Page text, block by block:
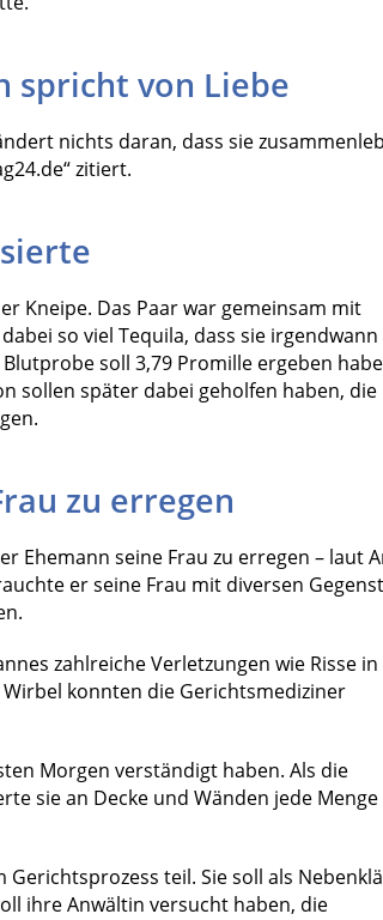
spricht von Liebe
nichts daran, dass sie
zitiert.
Kneipe. Das Paar war gemeinsam mit
so viel Tequila, dass sie
soll 3,79 Promille ergeben
sollen später dabei geholfen haben, die
zu erregen
Ehemann seine Frau zu erregen – laut
er seine Frau mit diversen
zahlreiche Verletzungen wie Risse in
konnten die Gerichtsmediziner
Morgen verständigt haben. Als die
sie an Decke und Wänden jede Menge
teil. Sie soll als
ihre Anwältin versucht haben, die
Ihr Kind kam schwer
Obdachloser (58)